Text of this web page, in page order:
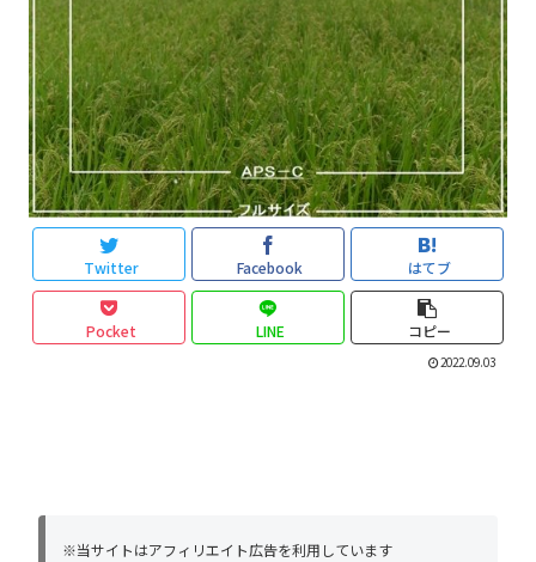
Twitter Facebook はてブ
Pocket LINE コピー
2022.09.03
※当サイトはアフィリエイト広告を利用しています